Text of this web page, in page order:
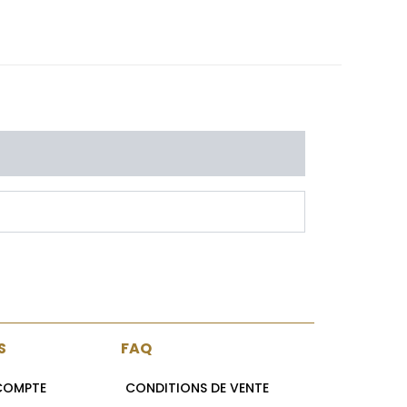
FAQ
CONDITIONS DE VENTE